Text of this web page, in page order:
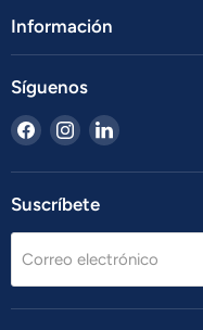
Información
Síguenos
Encuéntrenos
en
Facebook
Encuéntrenos
en
InstagramLinkedIn
Suscríbete
Correo electrónico